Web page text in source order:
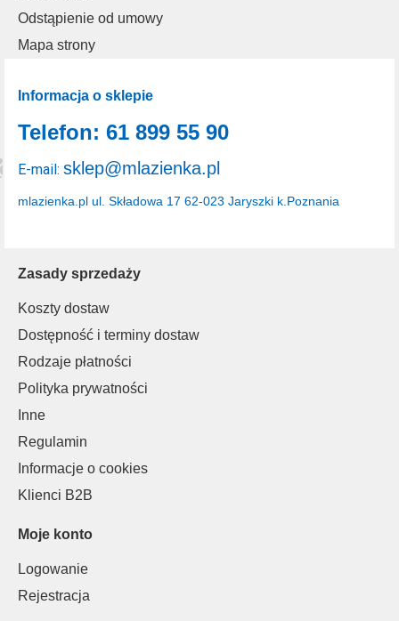
Odstąpienie od umowy
Mapa strony
Zasady sprzedaży
Koszty dostaw
Dostępność i terminy dostaw
Rodzaje płatności
Polityka prywatności
Inne
Regulamin
Informacje o cookies
Klienci B2B
Moje konto
Logowanie
Rejestracja
Informacja o sklepie
mlazienka.pl ul. Składowa 17 62-023 Jaryszki k.Poznania
Telefon: 61 899 55 90
E-mail: sklep@mlazienka.pl